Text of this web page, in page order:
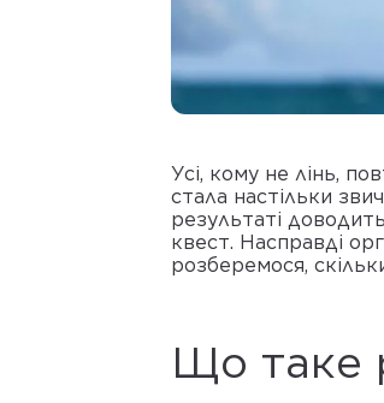
Усі, кому не лінь,
стала настільки
результаті
квест. Насправді
розберемося,
Що таке